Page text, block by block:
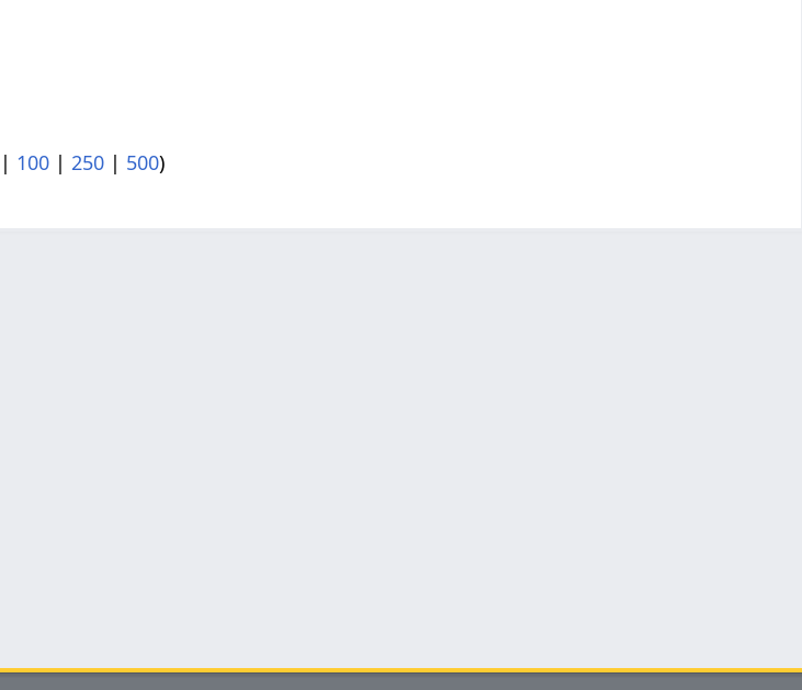
| 100 |250 | 500)